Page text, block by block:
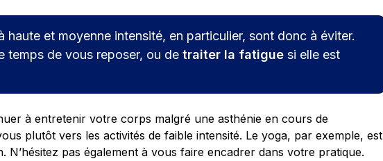
haute et moyenne intensité, en particulier, sont donc à éviter.
temps de vous reposer, ou de traiter la fatigue si elle est
à entretenir votre corps malgré une asthénie en cours de
plutôt vers les activités de faible intensité. Le yoga, par exemple, est
N’hésitez pas également à vous faire encadrer dans votre pratique.